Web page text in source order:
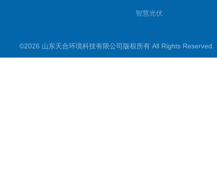
智慧光伏
智慧农业
©2026 山东天合环境科技有限公司版权所有 All Rights